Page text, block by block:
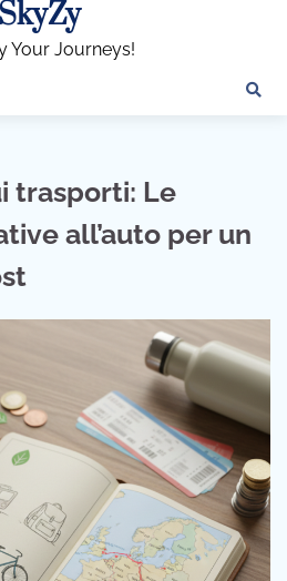
SkyZy
Your Journeys!
trasporti: Le
all’auto per un